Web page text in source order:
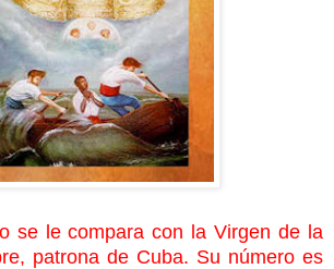
se le compara con la Virgen de la
patrona de Cuba. Su número es